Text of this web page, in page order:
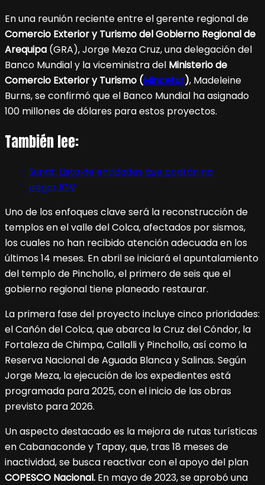
En una reunión reciente entre el gerente regional de
Comercio Exterior y Turismo del Gobierno Regional de
Arequipa (GRA), Jorge Meza Cruz, una delegación del
Banco Mundial y la viceministra del Ministerio de
Comercio Exterior y Turismo (Mincetur), Madeleine
Burns, se confirmó que el Banco Mundial ha asignado
100 millones de dólares para estos proyectos.
También lee:
Sunat: Lista de entidades que podrán no
pagar IGV
Uno de los enfoques clave será la reconstrucción de
templos en el valle del Colca, afectados por sismos,
los cuales no han recibido atención adecuada en los
últimos 14 meses. En abril se iniciará el apuntalamiento
del templo de Pinchollo, el primero de seis que el
gobierno regional tiene planeado restaurar.
La primera fase del proyecto incluye cinco prioridades:
el Cañón del Colca, que abarca la Cruz del Cóndor, la
Fortaleza de Chimpa, Callalli y Pinchollo, así como la
Reserva Nacional de Aguada Blanca y Salinas. Según
Jorge Meza, la ejecución de los expedientes está
programada para 2025, con el inicio de las obras
previsto para 2026.
Un aspecto destacado es la mejora de rutas turísticas
en Cabanaconde y Tapay, que, tras 18 meses de
inactividad, se busca reactivar con el apoyo del plan
COPESCO Nacional. En mayo de 2023, se aprobó una